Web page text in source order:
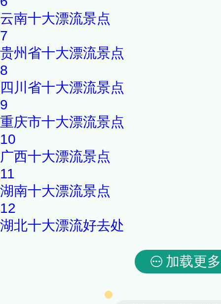
云南十大漂流景点
7
贵州省十大漂流景点
8
四川省十大漂流景点
9
重庆市十大漂流景点
10
广西十大漂流景点
11
湖南十大漂流景点
12
湖北十大漂流好去处
加载更多